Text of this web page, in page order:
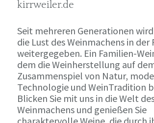
kirrweiler.de
Seit mehreren Generationen
die Lust des Weinmachens in der
weitergegeben. Ein Familien-
dem die Weinherstellung auf
Zusammenspiel von Natur,
Technologie und WeinTradition
Blicken Sie mit uns in die Welt
Weinmachens und genießen Sie